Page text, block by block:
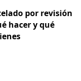
por revisión
hacer y qué